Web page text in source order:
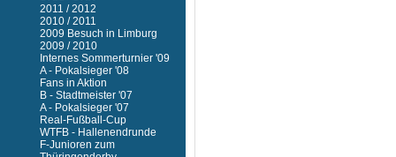
2011 / 2012
2010 / 2011
2009 Besuch in Limburg
2009 / 2010
Internes Sommerturnier '09
A - Pokalsieger '08
Fans in Aktion
B - Stadtmeister '07
A - Pokalsieger '07
Real-Fußball-Cup
WTFB - Hallenendrunde
F-Junioren zum